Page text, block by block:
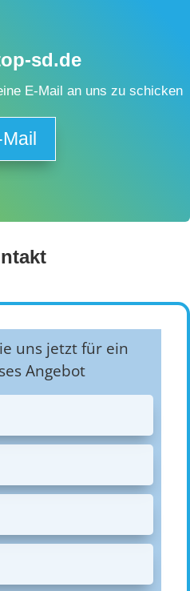
sd.de
E-Mail an uns zu schicken
uns jetzt für ein
Angebot